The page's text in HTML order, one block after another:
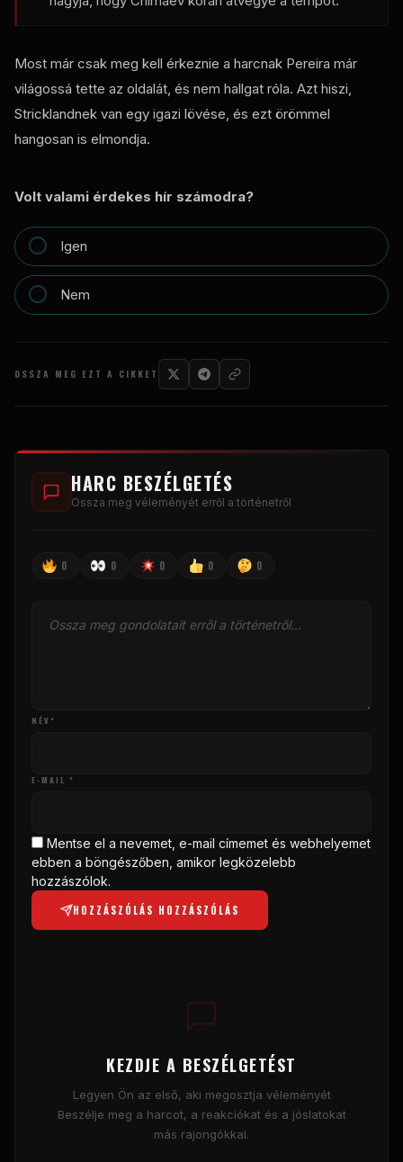
Most már csak meg kell érkeznie a harcnak Pereira már
világossá tette az oldalát, és nem hallgat róla. Azt hiszi,
Stricklandnek van egy igazi lövése, és ezt örömmel
hangosan is elmondja.
Volt valami érdekes hír számodra?
Igen
Nem
OSSZA MEG EZT A CIKKET
HARC BESZÉLGETÉS
Ossza meg véleményét erről a történetről
0 0 0 0 0
NÉV*
E-MAIL *
Mentse el a nevemet, e-mail címemet és webhelyemet
ebben a böngészőben, amikor legközelebb
hozzászólok.
HOZZÁSZÓLÁS HOZZÁSZÓLÁS
KEZDJE A BESZÉLGETÉST
Legyen Ön az első, aki megosztja véleményét
Beszélje meg a harcot, a reakciókat és a jóslatokat
más rajongókkal.